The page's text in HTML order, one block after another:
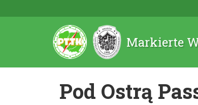
Markierte
Pod Ostrą